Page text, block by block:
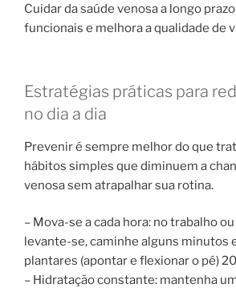
Cuidar da saúde venosa a longo
funcionais e melhora a qualidade de
Estratégias práticas para
no dia a dia
Prevenir é sempre melhor do que
hábitos simples que diminuem a
venosa sem atrapalhar sua rotina.
– Mova-se a cada hora: no trabalho
levante-se, caminhe alguns minutos
plantares (apontar e flexionar o pé)
– Hidratação constante: mantenha